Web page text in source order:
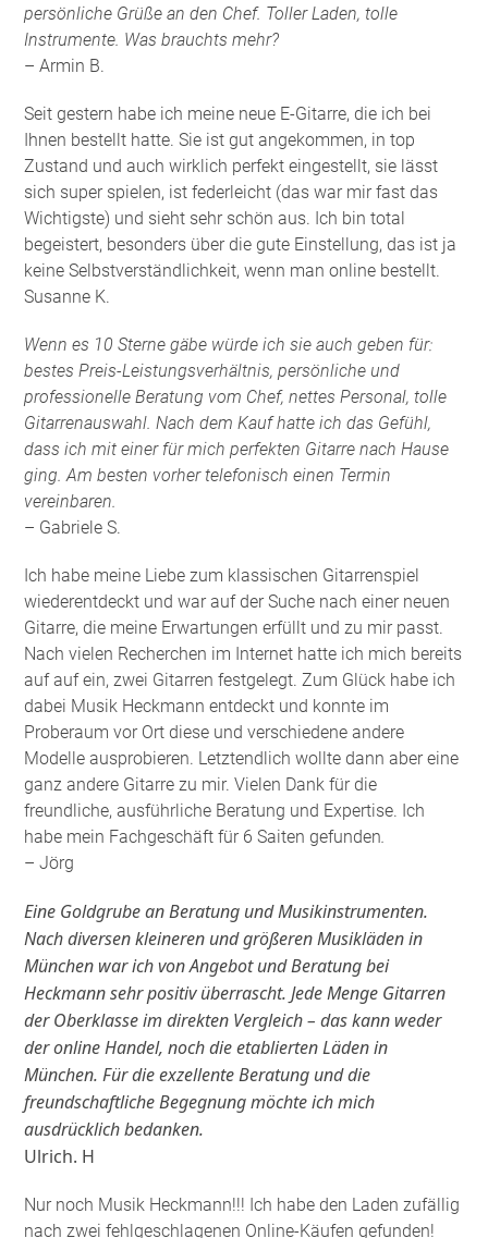
persönliche Grüße an den Chef. Toller Laden, tolle
Instrumente. Was brauchts mehr?
– Armin B.
Seit gestern habe ich meine neue E-Gitarre, die ich bei
Ihnen bestellt hatte. Sie ist gut angekommen, in top
Zustand und auch wirklich perfekt eingestellt, sie lässt
sich super spielen, ist federleicht (das war mir fast das
Wichtigste) und sieht sehr schön aus. Ich bin total
begeistert, besonders über die gute Einstellung, das ist ja
keine Selbstverständlichkeit, wenn man online bestellt.
Susanne K.
Wenn es 10 Sterne gäbe würde ich sie auch geben für:
bestes Preis-Leistungsverhältnis, persönliche und
professionelle Beratung vom Chef, nettes Personal, tolle
Gitarrenauswahl. Nach dem Kauf hatte ich das Gefühl,
dass ich mit einer für mich perfekten Gitarre nach Hause
ging. Am besten vorher telefonisch einen Termin
vereinbaren.
– Gabriele S.
Ich habe meine Liebe zum klassischen Gitarrenspiel
wiederentdeckt und war auf der Suche nach einer neuen
Gitarre, die meine Erwartungen erfüllt und zu mir passt.
Nach vielen Recherchen im Internet hatte ich mich bereits
auf auf ein, zwei Gitarren festgelegt. Zum Glück habe ich
dabei Musik Heckmann entdeckt und konnte im
Proberaum vor Ort diese und verschiedene andere
Modelle ausprobieren. Letztendlich wollte dann aber eine
ganz andere Gitarre zu mir. Vielen Dank für die
freundliche, ausführliche Beratung und Expertise. Ich
habe mein Fachgeschäft für 6 Saiten gefunden.
– Jörg
Eine Goldgrube an Beratung und Musikinstrumenten.
Nach diversen kleineren und größeren Musikläden in
München war ich von Angebot und Beratung bei
Heckmann sehr positiv überrascht. Jede Menge Gitarren
der Oberklasse im direkten Vergleich – das kann weder
der online Handel, noch die etablierten Läden in
München. Für die exzellente Beratung und die
freundschaftliche Begegnung möchte ich mich
ausdrücklich bedanken.
Ulrich. H
Nur noch Musik Heckmann!!! Ich habe den Laden zufällig
nach zwei fehlgeschlagenen Online-Käufen gefunden!